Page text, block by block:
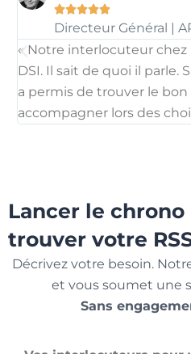

Directeur Général |
« Notre interlocuteur
DSI. Il sait de quoi il parle.
a permis de trouver le
accompagner lors des
Lancer le
trouver votre
Décrivez votre besoin.
et vous soumet une
Sans